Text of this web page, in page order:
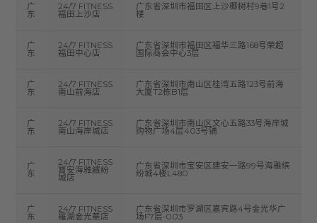
广
东
24/7 FITNESS
福田上沙店
广东省深圳市福田区上沙椰树村9巷1号2
楼
广
东
24/7 FITNESS
福田中心店
广东省深圳市福田区福华三路168号荣超
国际商会中心3层
广
东
24/7 FITNESS
南山前海店
广东省深圳市南山区桂湾五路123号前海
大厦T2栋B1层
广
东
24/7 FITNESS
南山海岸城店
广东省深圳市南山区文心五路33号海岸城
购物广场4层403号铺
广
东
24/7 FITNESS
寶安海雅繽紛
城店
广东省深圳市宝安区建安一路99号海雅缤
纷城4楼L480
广
东
24/7 FITNESS
羅湖金光華店
广东省深圳市罗湖区嘉宾路4号金光华广
场F7层-003